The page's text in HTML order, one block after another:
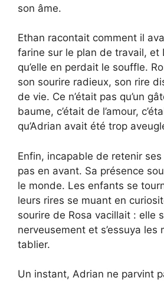
son âme.
Ethan racontait comment il
farine sur le plan de travail, et
qu’elle en perdait le souffle.
son sourire radieux, son rire
de vie. Ce n’était pas qu’un
baume, c’était de l’amour,
qu’Adrian avait été trop
Enfin, incapable de retenir
pas en avant. Sa présence
le monde. Les enfants se
leurs rires se muant en
sourire de Rosa vacillait : elle
nerveusement et s’essuya les
tablier.
Un instant, Adrian ne parvint